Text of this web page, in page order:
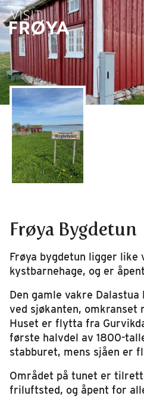
Frøya Bygdetun
Frøya bygdetun ligger like
kystbarnehage, og er
Den gamle vakre
ved sjøkanten, omkranset
Huset er flytta fra
første halvdel av 1800-
stabburet, mens sjåen er
Området på tunet er
friluftsted, og åpent for